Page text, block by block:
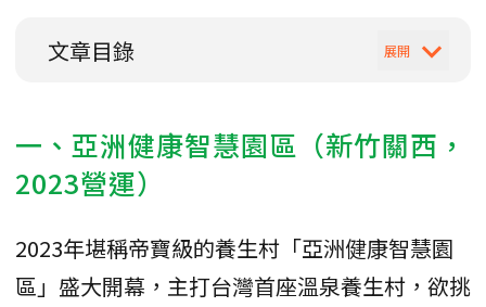
文章目錄
一、亞洲健康智慧園區（新竹關西，
2023營運）
2023年堪稱帝寶級的養生村「亞洲健康智慧園
區」盛大開幕，主打台灣首座溫泉養生村，欲挑